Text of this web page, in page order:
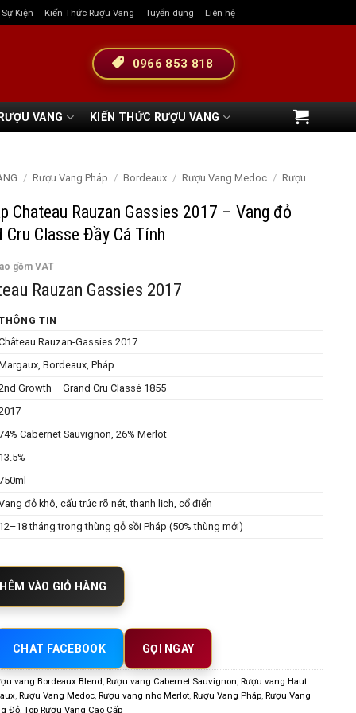
Kiện Kiến Thức Rượu Vang Tuyển dụng Liên hệ
0966 853 818
VANG KIẾN THỨC RƯỢU VANG
/ Rượu Vang Pháp / Bordeaux / Rượu Vang Medoc / Rượu
Chateau Rauzan Gassies 2017 – Vang đỏ
Cru Classe Đầy Cá Tính
gồm VAT
Rauzan Gassies 2017
TIN
Rauzan-Gassies 2017
Bordeaux, Pháp
Growth – Grand Cru Classé 1855
Cabernet Sauvignon, 26% Merlot
đỏ khô, cấu trúc rõ nét, thanh lịch, cổ điển
tháng trong thùng gỗ sồi Pháp (50% thùng mới)
Rauzan Gassies 2017 – Vang đỏ Margaux Grand Cru Classe Đầy Cá
VÀO GIỎ HÀNG
CHAT FACEBOOK GỌI NGAY
vang Bordeaux Blend, Rượu vang Cabernet Sauvignon, Rượu vang Haut
, Rượu Vang Medoc, Rượu vang nho Merlot, Rượu Vang Pháp, Rượu Vang
Đỏ, Top Rượu Vang Cao Cấp